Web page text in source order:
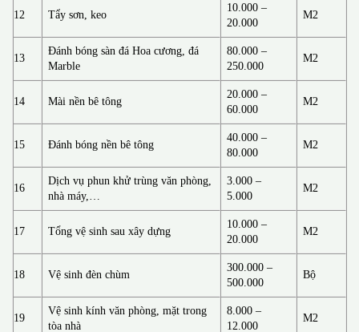
12 Tẩy sơn, keo
10.000 –
20.000
M2
13
Đánh bóng sàn đá Hoa cương, đá
Marble
80.000 –
250.000
M2
14 Mài nền bê tông
20.000 –
60.000
M2
15 Đánh bóng nền bê tông
40.000 –
80.000
M2
16
Dịch vụ phun khử trùng văn phòng,
nhà máy,…
3.000 –
5.000
M2
17 Tổng vệ sinh sau xây dựng
10.000 –
20.000
M2
18 Vệ sinh đèn chùm
300.000 –
500.000
Bộ
19
Vệ sinh kính văn phòng, mặt trong
tòa nhà
8.000 –
12.000
M2